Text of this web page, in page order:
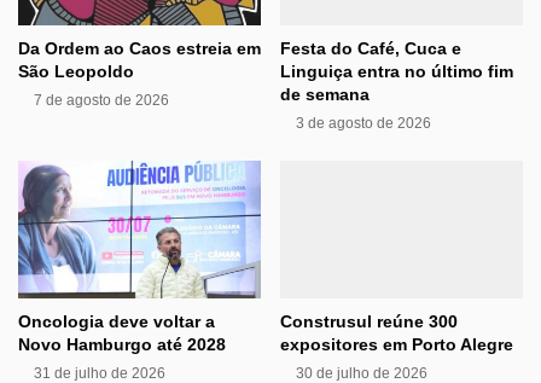
Da Ordem ao Caos estreia em
São Leopoldo
7 de agosto de 2026
Festa do Café, Cuca e
Linguiça entra no último fim
de semana
3 de agosto de 2026
Oncologia deve voltar a
Novo Hamburgo até 2028
31 de julho de 2026
Construsul reúne 300
expositores em Porto Alegre
30 de julho de 2026